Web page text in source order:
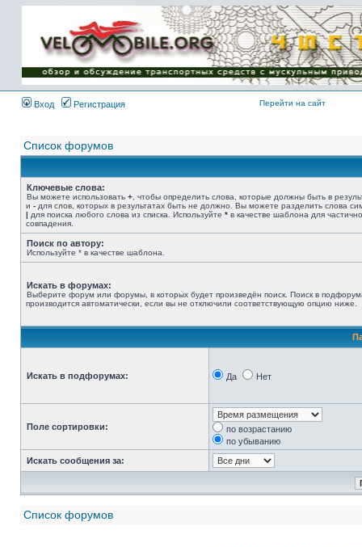
Имя пользователя:
Пароль:
{ LOG_ME_IN_SHORT
}
Вход
Регистрация Перейти на сайт
Список форумов
Ключевые слова:
Вы можете использовать + , чтобы определить слова, которые должны быть в
и - для слов, которых в результатах быть не должно. Вы можете разделить слова
| для поиска любого слова из списка. Используйте * в качестве шаблона для
совпадения.
Поиск по автору:
Используйте * в качестве шаблона.
Искать в форумах:
Выберите форум или форумы, в которых будет произведён поиск. Поиск в
производится автоматически, если вы не отключили соответствующую опцию ниже.
Искать в подфорумах: Да Нет
Поле сортировки:
по возрастанию
по убыванию
Искать сообщения за:
Список форумов